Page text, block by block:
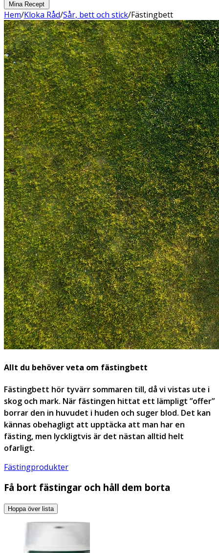
Mina Recept
Hem/Kloka Råd/Sår, bett och stick/Fästingbett
Allt du behöver veta om fästingbett
Fästingbett hör tyvärr sommaren till, då vi vistas ute i
skog och mark. När fästingen hittat ett lämpligt ”offer”
borrar den in huvudet i huden och suger blod. Det kan
kännas obehagligt att upptäcka att man har en
fästing, men lyckligtvis är det nästan alltid helt
ofarligt.
Fästingprodukter
Få bort fästingar och håll dem borta
Hoppa över lista